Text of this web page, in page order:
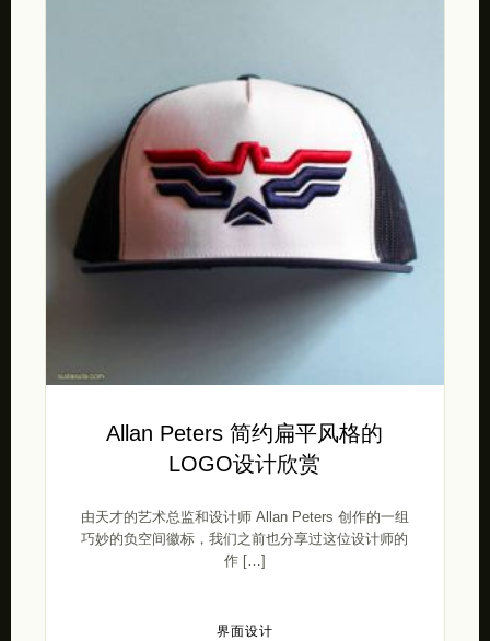
Allan Peters 简约扁平风格的
LOGO设计欣赏
由天才的艺术总监和设计师 Allan Peters 创作的一组
巧妙的负空间徽标，我们之前也分享过这位设计师的
作 […]
界面设计